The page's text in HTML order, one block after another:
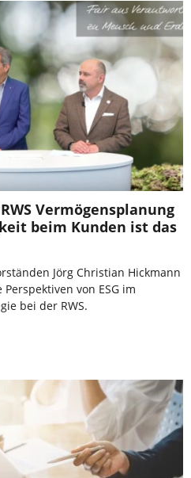
Vermögensplanung
beim Kunden ist das
Jörg Christian Hickmann
von ESG im
bei der RWS.